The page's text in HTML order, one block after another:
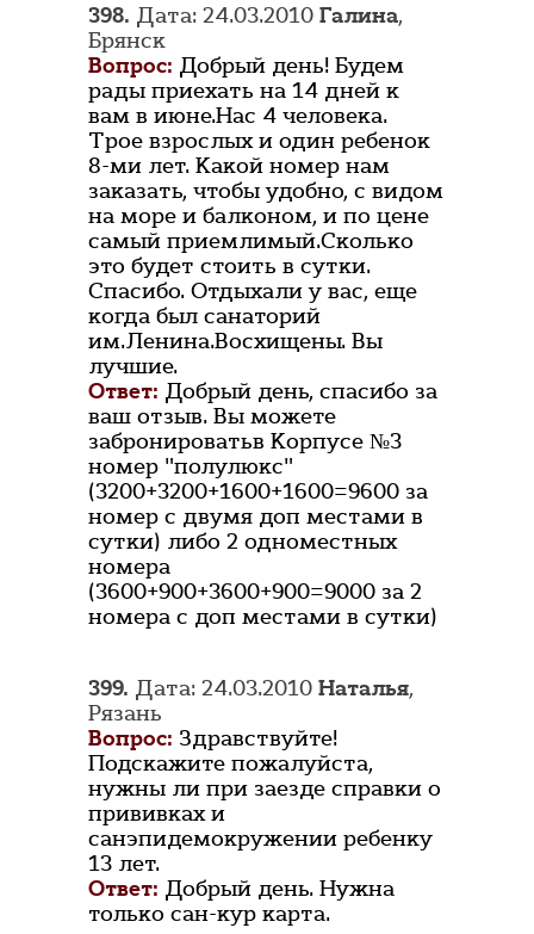
398. Дата: 24.03.2010 Галина,
Брянск
Вопрос: Добрый день! Будем
рады приехать на 14 дней к
вам в июне.Нас 4 человека.
Трое взрослых и один ребенок
8-ми лет. Какой номер нам
заказать, чтобы удобно, с видом
на море и балконом, и по цене
самый приемлимый.Сколько
это будет стоить в сутки.
Спасибо. Отдыхали у вас, еще
когда был санаторий
им.Ленина.Восхищены. Вы
лучшие.
Ответ: Добрый день, спасибо за
ваш отзыв. Вы можете
забронироватьв Корпусе №3
номер "полулюкс"
(3200+3200+1600+1600=9600 за
номер с двумя доп местами в
сутки) либо 2 одноместных
номера
(3600+900+3600+900=9000 за 2
номера с доп местами в сутки)
399. Дата: 24.03.2010 Наталья,
Рязань
Вопрос: Здравствуйте!
Подскажите пожалуйста,
нужны ли при заезде справки о
прививках и
санэпидемокружении ребенку
13 лет.
Ответ: Добрый день. Нужна
только сан-кур карта.